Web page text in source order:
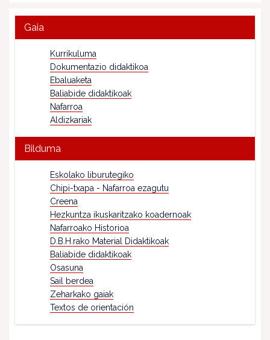
Gaia
Kurrikuluma
Dokumentazio didaktikoa
Ebaluaketa
Baliabide didaktikoak
Nafarroa
Aldizkariak
Bilduma
Eskolako liburutegiko
Chipi-txapa - Nafarroa ezagutu
Creena
Hezkuntza ikuskaritzako koadernoak
Nafarroako Historioa
D.B.H.rako Material Didaktikoak
Baliabide didaktikoak
Osasuna
Sail berdea
Zeharkako gaiak
Textos de orientación